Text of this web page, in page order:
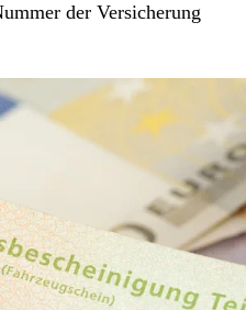
der Versicherung